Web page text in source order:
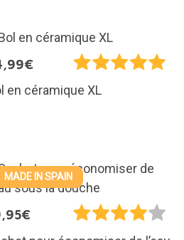
en céramique XL
MADE IN SPAIN